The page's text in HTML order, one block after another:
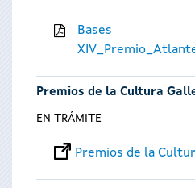
Bases
Premios de la Cultura
EN TRÁMITE
Premios de la